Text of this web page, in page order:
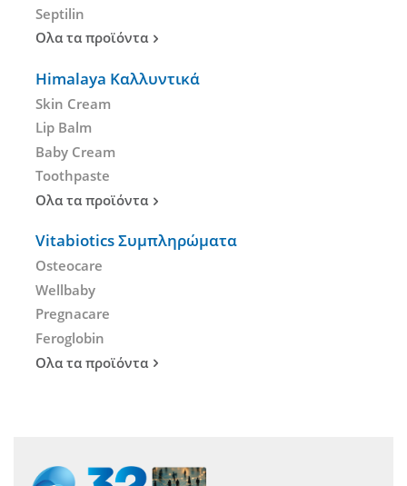
Septilin
Ολα τα προϊόντα
Himalaya Καλλυντικά
Skin Cream
Lip Balm
Baby Cream
Toothpaste
Ολα τα προϊόντα
Vitabiotics Συμπληρώματα
Osteocare
Wellbaby
Pregnacare
Feroglobin
Ολα τα προϊόντα